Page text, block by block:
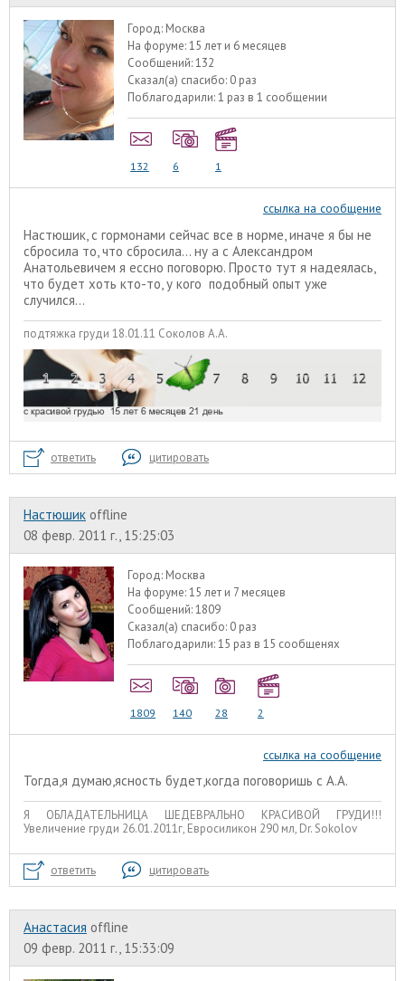
Город: Москва
На форуме:15 лет и 6 месяцев
Сообщений:132
Сказал(а) спасибо: 0 раз
Поблагодарили:1 раз в 1 сообщении
132 6 1
ссылка на сообщение
Настюшик, с гормонами сейчас все в норме, иначе я бы не
сбросила то, что сбросила... ну а с Александром
Анатольевичем я ессно поговорю. Просто тут я надеялась,
что будет хоть кто-то, у кого подобный опыт уже
случился...
подтяжка груди 18.01.11 Соколов А.А.
ответить цитировать
Настюшик offline
08 февр. 2011 г., 15:25:03
Город: Москва
На форуме:15 лет и 7 месяцев
Сообщений:1809
Сказал(а) спасибо: 0 раз
Поблагодарили:15 раз в 15 сообщенях
1809 140 28 2
ссылка на сообщение
Тогда,я думаю,ясность будет,когда поговоришь с А.А.
Я ОБЛАДАТЕЛЬНИЦА ШЕДЕВРАЛЬНО КРАСИВОЙ ГРУДИ!!!
Увеличение груди 26.01.2011г, Евросиликон 290 мл, Dr. Sokolov
ответить цитировать
Анастасия offline
09 февр. 2011 г., 15:33:09